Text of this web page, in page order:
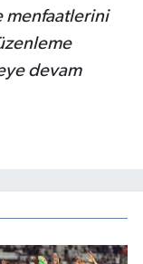
menfaatlerini
devam